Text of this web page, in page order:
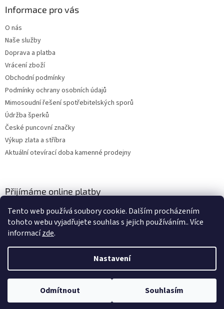
Tento web používá soubory cookie. Dalším procházením
tohoto webu vyjadřujete souhlas s jejich používáním.. Více
informacízde.
Nastavení
Odmítnout Souhlasím
Informace pro vás
O nás
Naše služby
Doprava a platba
Vrácení zboží
Obchodní podmínky
Podmínky ochrany osobních údajů
Mimosoudní řešení spotřebitelských sporů
Údržba šperků
České puncovní značky
Výkup zlata a stříbra
Aktuální otevírací doba kamenné prodejny
Přijímáme online platby
Vytvořil Shoptet
Copyright 2026ZLATO-MINERÁLY . Všechna práva vyhrazena.